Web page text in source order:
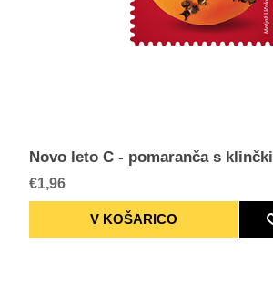
Novo leto C - pomaranča s klinčki
€1,96